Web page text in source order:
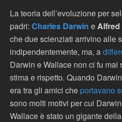
La teoria dell’evoluzione per
padri: Charles Darwin eAlfred
che due scienziati arrivino alle
indipendentemente, ma, a
Darwin e Wallace non ci fu
stima e rispetto. Quando
era tra gli amici che portavano
sono molti motivi per cui
Wallace è stato un gigante